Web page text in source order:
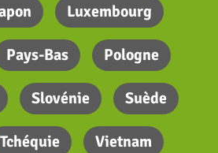
Luxembourg
Pays-Bas Pologne
Slovénie Suède
Tchéquie Vietnam